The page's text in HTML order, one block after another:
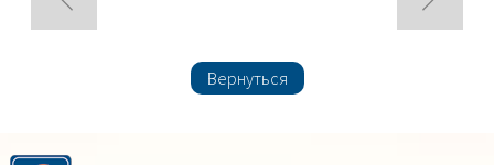
Вернуться